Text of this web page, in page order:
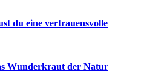
du eine vertrauensvolle
Wunderkraut der Natur